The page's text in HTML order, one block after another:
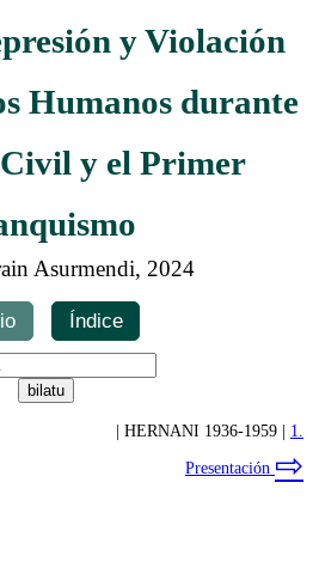
y Violación
Humanos durante
y el Primer
Asurmendi, 2024
Índice
| HERNANI 1936-1959 | 1.
Presentación ⇨